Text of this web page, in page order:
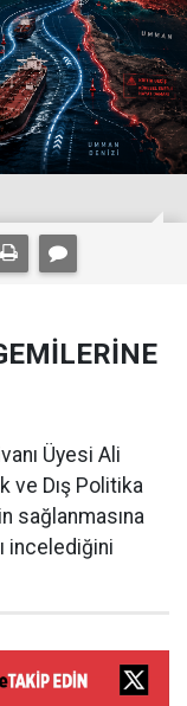
Üyesi Ali
ve Dış Politika
sağlanmasına
incelediğini